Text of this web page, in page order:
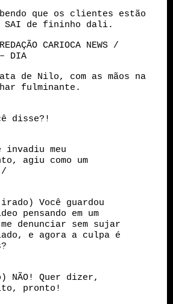
que os clientes estão
SAI de fininho dali.
CARIOCA NEWS /
– DIA
de Nilo, com as mãos na
fulminante.
disse?!
invadiu meu
agiu como um
/
Você guardou
pensando em um
denunciar sem sujar
e agora a culpa é
NÃO! Quer dizer,
pronto!